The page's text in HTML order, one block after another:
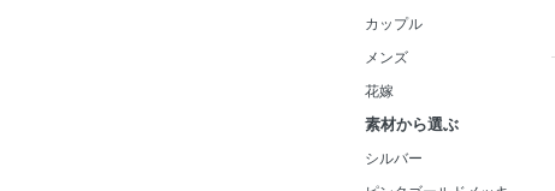
カップル
メンズ
花嫁
素材から選ぶ
シルバー